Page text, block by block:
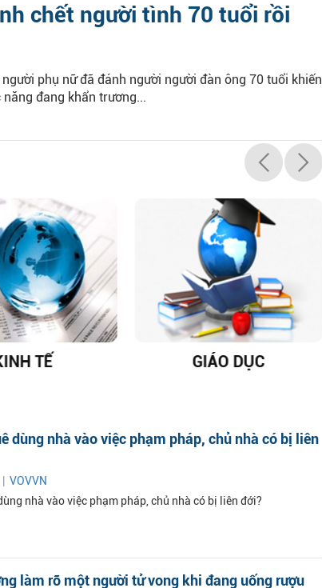
chết người tình 70 tuổi rồi
phụ nữ đã đánh người người đàn ông 70 tuổi khiến
đang khẩn trương...
TẾ GIÁO DỤC
dùng nhà vào việc phạm pháp, chủ nhà có bị liên
VOVVN
nhà vào việc phạm pháp, chủ nhà có bị liên đới?
làm rõ một người tử vong khi đang uống rượu